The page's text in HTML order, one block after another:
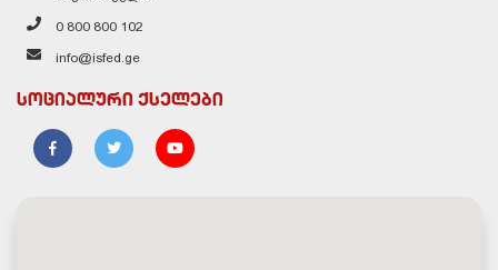
0 800 800 102
info@isfed.ge
სოციალური ქსელები